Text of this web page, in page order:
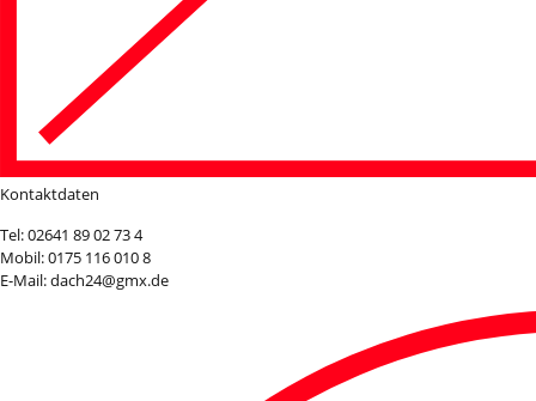
Kontaktdaten
Tel: 02641 89 02 73 4
Mobil: 0175 116 010 8
E-Mail: dach24@gmx.de